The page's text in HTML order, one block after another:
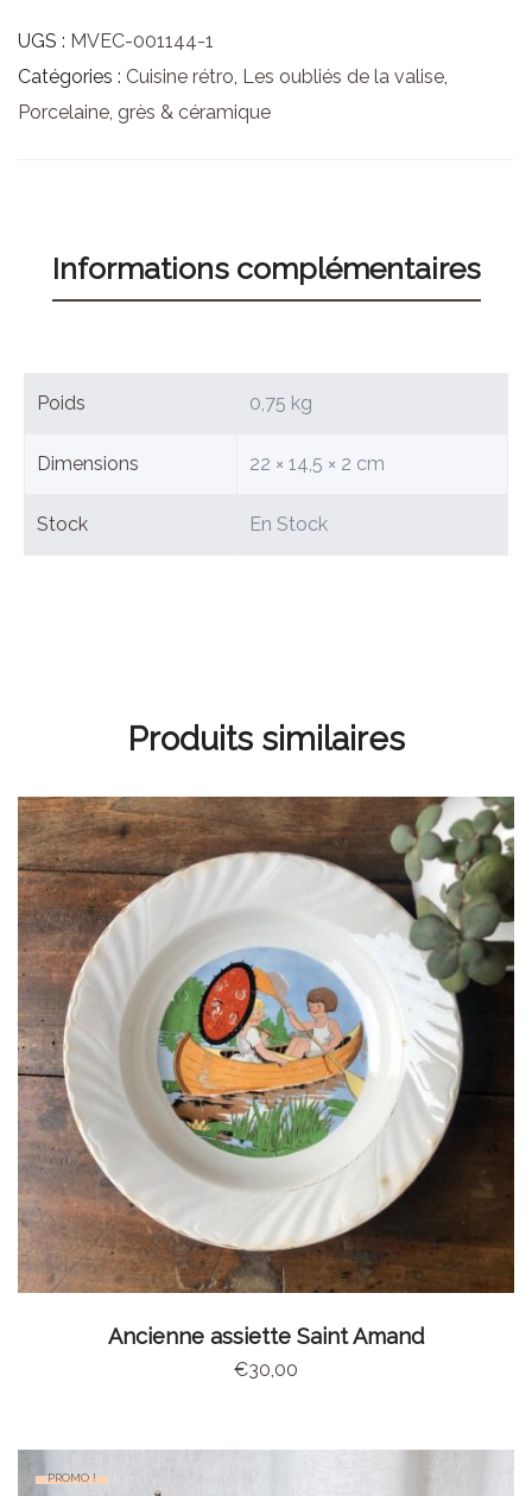
UGS : MVEC-001144-1
Catégories : Cuisine rétro, Les oubliés de la valise,
Porcelaine, grès & céramique
Informations complémentaires
Poids 0,75 kg
Dimensions 22 × 14,5 × 2 cm
Stock En Stock
Produits similaires
AJOUTER AU PANIER
Ancienne assiette Saint Amand
€30,00
PROMO !